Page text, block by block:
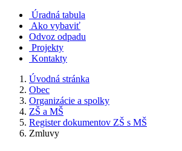
Úradná tabula
Ako vybaviť
Odvoz odpadu
Projekty
Kontakty
Úvodná stránka
Obec
Organizácie a spolky
ZŠ a MŠ
Register dokumentov ZŠ s MŠ
Zmluvy